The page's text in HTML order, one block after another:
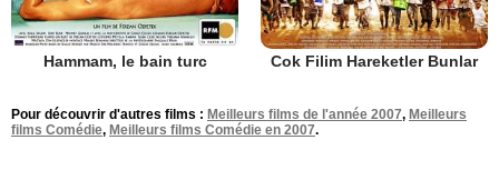
Hammam, le bain turc Cok Filim Hareketler Bunlar
Pour découvrir d'autres films : Meilleurs films de l'année 2007, Meilleurs
films Comédie, Meilleurs films Comédie en 2007.